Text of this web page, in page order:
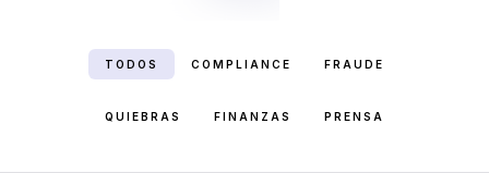
TODOS COMPLIANCE FRAUDE
QUIEBRAS FINANZAS PRENSA